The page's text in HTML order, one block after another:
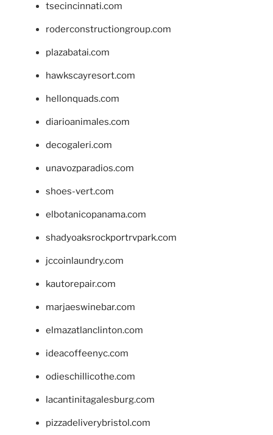
tsecincinnati.com
roderconstructiongroup.com
plazabatai.com
hawkscayresort.com
hellonquads.com
diarioanimales.com
decogaleri.com
unavozparadios.com
shoes-vert.com
elbotanicopanama.com
shadyoaksrockportrvpark.com
jccoinlaundry.com
kautorepair.com
marjaeswinebar.com
elmazatlanclinton.com
ideacoffeenyc.com
odieschillicothe.com
lacantinitagalesburg.com
pizzadeliverybristol.com